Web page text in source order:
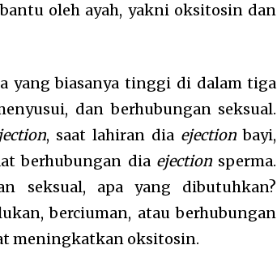
oleh ayah, yakni oksitosin dan
yang biasanya tinggi di dalam tiga
dan berhubungan seksual.
, saat lahiran dia ejection bayi,
berhubungan dia ejectionsperma.
seksual, apa yang dibutuhkan?
berciuman, atau berhubungan
meningkatkan oksitosin.